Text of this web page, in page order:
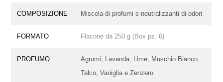
COMPOSIZIONE Miscela di profumi e neutralizzanti di odori
FORMATO Flacone da 250 g (Box pz. 6)
PROFUMO
Agrumi, Lavanda, Lime, Muschio Bianco,
Talco, Vaniglia e Zenzero